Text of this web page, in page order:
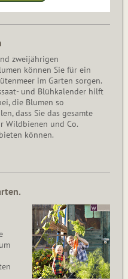
zweijährigen
können Sie für ein
im Garten sorgen.
und Blühkalender hilft
die Blumen so
dass Sie das gesamte
Wildbienen und Co.
können.